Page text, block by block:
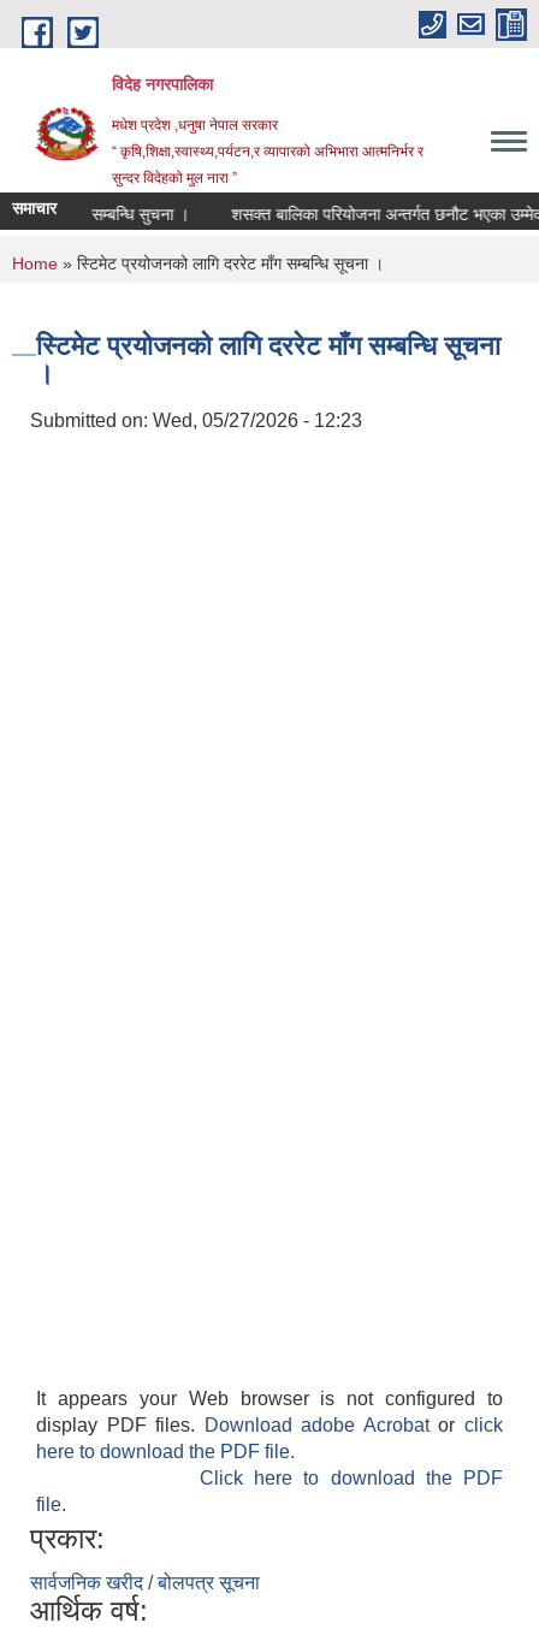
Skip to main content
विदेह नगरपालिका
मधेश प्रदेश ,धनुषा नेपाल सरकार
“ कृषि,शिक्षा,स्वास्थ्य,पर्यटन,र व्यापारको अभिभारा आत्मनिर्भर र
सुन्दर विदेहको मुल नारा ”
समाचार
स्तर बृद्धि सम्बन्धि सुचना । शसक्त बालिका परियोजना अन्तर्गत छनौट भएका
You are here
Home » स्टिमेट प्रयोजनको लागि दररेट माँग सम्बन्धि सूचना ।
स्टिमेट प्रयोजनको लागि दररेट माँग सम्बन्धि सूचना
।
Submitted on: Wed, 05/27/2026 - 12:23
It appears your Web browser is not configured to
display PDF files.
Download adobe Acrobatorclick
here to download the PDF file.
Click here to download the PDF
file.
प्रकार:
सार्वजनिक खरीद / बोलपत्र सूचना
आर्थिक वर्ष: